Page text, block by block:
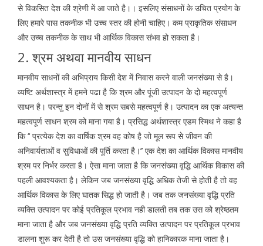
से विकसित देश की श्रेणी में आ जाते है।। इसलिए संसाधनों के उचित प्रयोग के
लिए हमारे पास तकनीक भी उच्च स्तर की होनी चाहिए। कम प्राकृतिक संसाधन
और उच्च तकनीक के साथ भी आर्थिक विकास संभव हो सकता है।
2. श्रम अथवा मानवीय साधन
मानवीय साधनों की अभिप्राय किसी देश में निवास करने वाली जनसंख्या से है।
व्यष्टि अर्थशास्त्र में हमने पढा है कि श्रम और पूंजी उत्पादन के दो महत्वपूर्ण
साधन है। परन्तु इन दोनों में से श्रम सबसे महत्वपूर्ण है। उत्पादन का एक अत्यन्त
महत्वपूर्ण साधन श्रम को माना गया है। प्रसिद्ध अर्थशास्त्र एडम स्मिथ ने कहा है
कि ‘‘ प्रत्येक देश का वार्षिक श्रम वह कोष है जो मूल रूप से जीवन की
अनिवार्यताओं व सुविधाओं की पूर्ति करता है।’’ एक देश का आर्थिक विकास मानवीय
श्रम पर निर्भर करता है। ऐसा माना जाता है कि जनसंख्या वृद्धि आर्थिक विकास की
पहली आवश्यकता है। लेकिन जब जनसंख्या वृद्धि अधिक तेजी से होती है तो वह
आर्थिक विकास के लिए घातक सिद्ध हो जाती है। जब तक जनसंख्या वृद्धि प्रति
व्यक्ति उत्पादन पर कोई प्रतिकूल प्रभाव नही डालती तब तक उस को श्रेष्ठतम
माना जाता है और जब जनसंख्या वृद्धि प्रति व्यक्ति उत्पादन पर प्रतिकूल प्रभाव
डालना शुरू कर देती है तो उस जनसंख्या वृद्धि को हानिकारक माना जाता है।